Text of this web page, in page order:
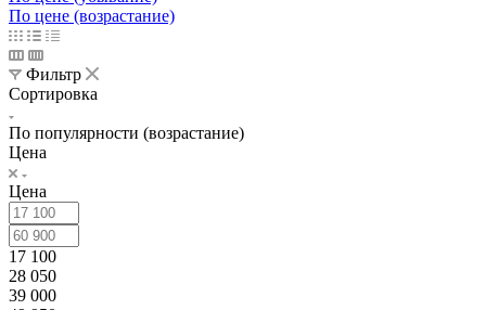
По цене (возрастание)
Фильтр
Сортировка
По популярности (возрастание)
Цена
Цена
17 100
28 050
39 000